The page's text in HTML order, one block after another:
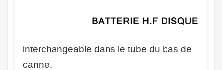
interchangeable dans le tube du bas de
canne.